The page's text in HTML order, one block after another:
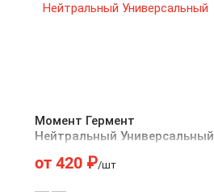
Момент Гермент
Нейтральный Универсальный
от 420₽/шт